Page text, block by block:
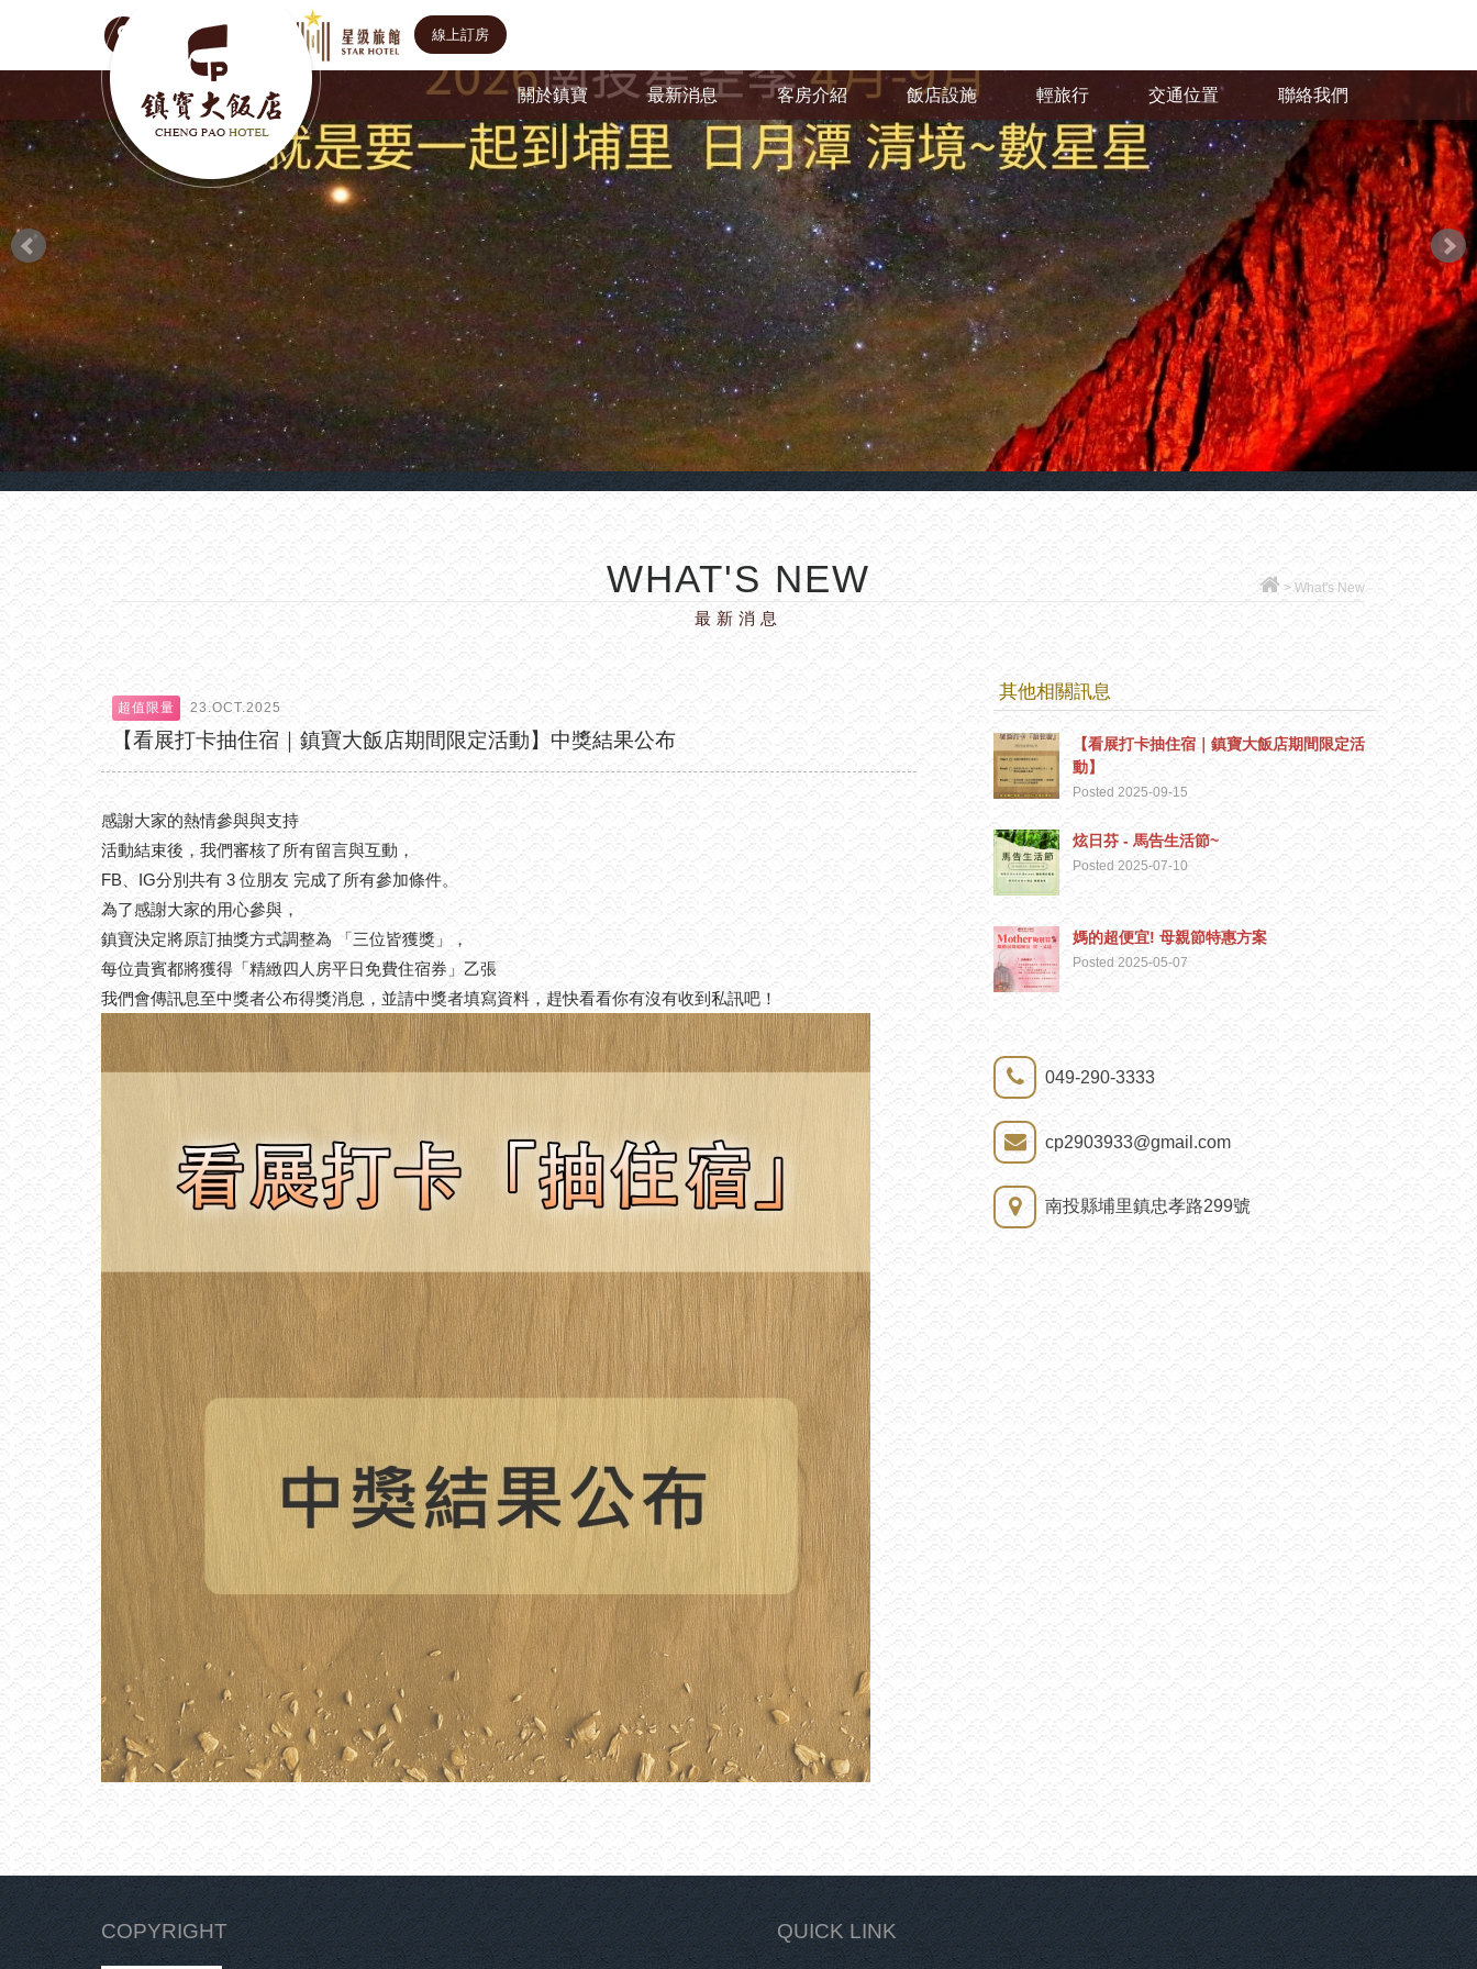
Select Language 線上訂房
關於鎮寶 最新消息 客房介紹 飯店設施 輕旅行 交通位置 聯絡我們
WHAT'S NEW
最新消息
> What's New
超值限量 23.OCT.2025
【看展打卡抽住宿｜鎮寶大飯店期間限定活動】中獎結果公布
感謝大家的熱情參與與支持
活動結束後，我們審核了所有留言與互動，
FB、IG分別共有 3 位朋友 完成了所有參加條件。
為了感謝大家的用心參與，
鎮寶決定將原訂抽獎方式調整為 「三位皆獲獎」，
每位貴賓都將獲得「精緻四人房平日免費住宿券」乙張
我們會傳訊息至中獎者公布得獎消息，並請中獎者填寫資料，趕快看看你有沒有收到私訊吧！
其他相關訊息
【看展打卡抽住宿｜鎮寶大飯店期間限定活
動】
Posted 2025-09-15
炫日芬 - 馬告生活節~
Posted 2025-07-10
媽的超便宜! 母親節特惠方案
Posted 2025-05-07
049-290-3333
cp2903933@gmail.com
南投縣埔里鎮忠孝路299號
COPYRIGHT QUICK LINK